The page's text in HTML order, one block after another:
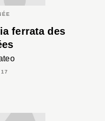
ferrata des